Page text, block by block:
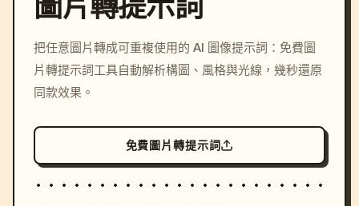
c, cyberpunk sunset, neon
colors, 8k --v 6.0
把任意圖片轉成可重複使用的 AI 圖像提示詞：免費圖
片轉提示詞工具自動解析構圖、風格與光線，幾秒還原
同款效果。
免費圖片轉提示詞